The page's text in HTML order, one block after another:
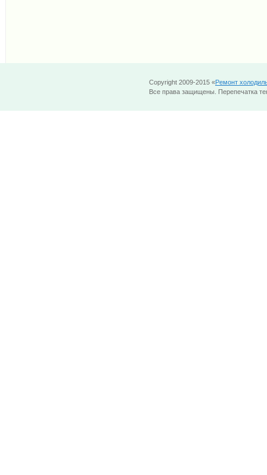
Copyright 2009-2015 «Ремонт
Все права защищены. Перепечатка